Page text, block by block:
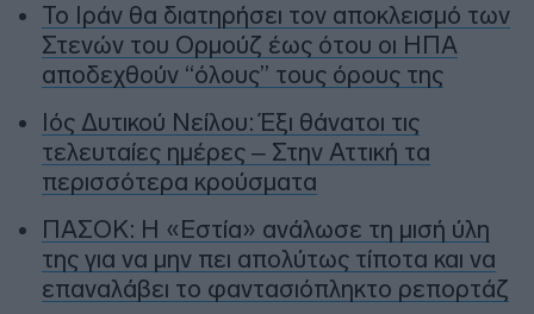
To Ιράν θα διατηρήσει τον αποκλεισμό των
Στενών του Ορμούζ έως ότου οι ΗΠΑ
αποδεχθούν “όλους” τους όρους της
Ιός Δυτικού Νείλου: Έξι θάνατοι τις
τελευταίες ημέρες – Στην Αττική τα
περισσότερα κρούσματα
ΠΑΣΟΚ: Η «Εστία» ανάλωσε τη μισή ύλη
της για να μην πει απολύτως τίποτα και να
επαναλάβει το φαντασιόπληκτο ρεπορτάζ